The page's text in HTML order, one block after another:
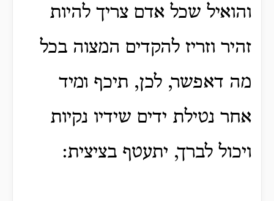
והואיל שכל אדם צריך להיות
זהיר וזריז להקדים המצוה בכל
מה דאפשר, לכן, תיכף ומיד
אחר נטילת ידים שידיו נקיות
ויכול לברך, יתעטף בציצית: